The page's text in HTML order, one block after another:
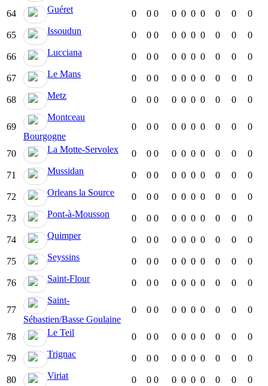
64 Guéret 0 0 0 0 0 0 0 0 0 0
65 Issoudun 0 0 0 0 0 0 0 0 0 0
66 Lucciana 0 0 0 0 0 0 0 0 0 0
67 Le Mans 0 0 0 0 0 0 0 0 0 0
68 Metz 0 0 0 0 0 0 0 0 0 0
69
Montceau
Bourgogne
0 0 0 0 0 0 0 0 0 0
70 La Motte-Servolex 0 0 0 0 0 0 0 0 0 0
71 Mussidan 0 0 0 0 0 0 0 0 0 0
72 Orleans la Source 0 0 0 0 0 0 0 0 0 0
73 Pont-à-Mousson 0 0 0 0 0 0 0 0 0 0
74 Quimper 0 0 0 0 0 0 0 0 0 0
75 Seyssins 0 0 0 0 0 0 0 0 0 0
76 Saint-Flour 0 0 0 0 0 0 0 0 0 0
77
Saint-
Sébastien/Basse Goulaine
0 0 0 0 0 0 0 0 0 0
78 Le Teil 0 0 0 0 0 0 0 0 0 0
79 Trignac 0 0 0 0 0 0 0 0 0 0
80 Viriat 0 0 0 0 0 0 0 0 0 0